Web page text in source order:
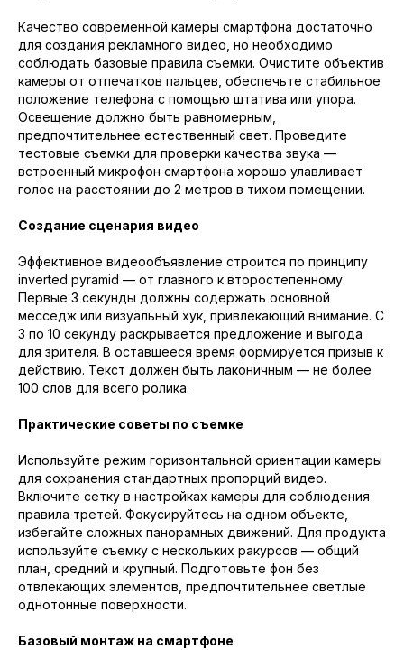
Качество современной камеры смартфона достаточно
для создания рекламного видео, но необходимо
соблюдать базовые правила съемки. Очистите объектив
камеры от отпечатков пальцев, обеспечьте стабильное
положение телефона с помощью штатива или упора.
Освещение должно быть равномерным,
предпочтительнее естественный свет. Проведите
тестовые съемки для проверки качества звука —
встроенный микрофон смартфона хорошо улавливает
голос на расстоянии до 2 метров в тихом помещении.
Создание сценария видео
Эффективное видеообъявление строится по принципу
inverted pyramid — от главного к второстепенному.
Первые 3 секунды должны содержать основной
месседж или визуальный хук, привлекающий внимание. С
3 по 10 секунду раскрывается предложение и выгода
для зрителя. В оставшееся время формируется призыв к
действию. Текст должен быть лаконичным — не более
100 слов для всего ролика.
Практические советы по съемке
Используйте режим горизонтальной ориентации камеры
для сохранения стандартных пропорций видео.
Включите сетку в настройках камеры для соблюдения
правила третей. Фокусируйтесь на одном объекте,
избегайте сложных панорамных движений. Для продукта
используйте съемку с нескольких ракурсов — общий
план, средний и крупный. Подготовьте фон без
отвлекающих элементов, предпочтительнее светлые
однотонные поверхности.
Базовый монтаж на смартфоне